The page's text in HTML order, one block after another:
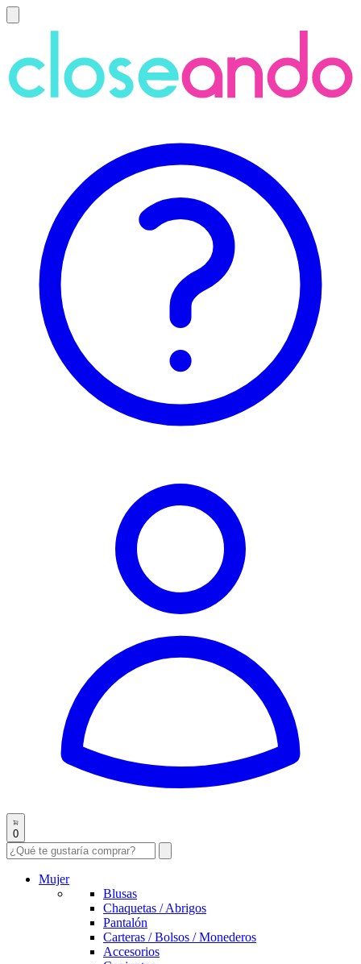
0
Mujer
Blusas
Chaquetas / Abrigos
Pantalón
Carteras / Bolsos / Monederos
Accesorios